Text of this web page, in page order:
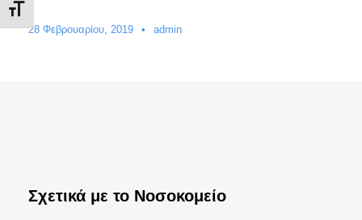
Εναλλαγή Μεγέθους Γραμμάτων
28 Φεβρουαρίου, 2019 • admin
Σχετικά με το Νοσοκομείο